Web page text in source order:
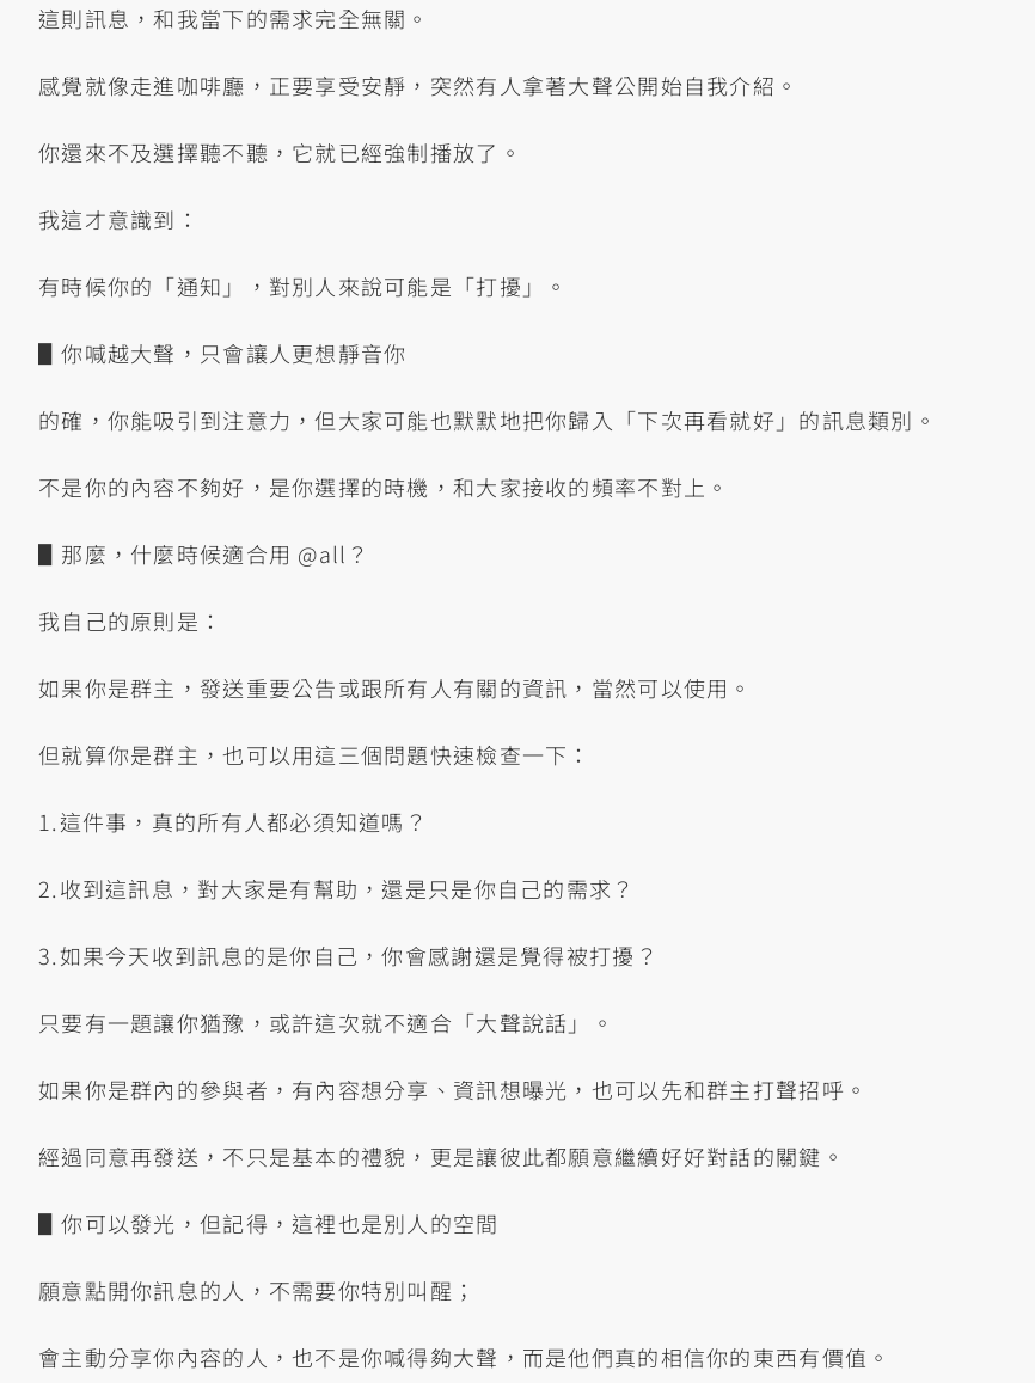
這則訊息，和我當下的需求完全無關。
感覺就像走進咖啡廳，正要享受安靜，突然有人拿著大聲公開始自我介紹。
你還來不及選擇聽不聽，它就已經強制播放了。
我這才意識到：
有時候你的「通知」，對別人來說可能是「打擾」。
▋你喊越大聲，只會讓人更想靜音你
的確，你能吸引到注意力，但大家可能也默默地把你歸入「下次再看就好」的訊息類別。
不是你的內容不夠好，是你選擇的時機，和大家接收的頻率不對上。
▋那麼，什麼時候適合用 @all？
我自己的原則是：
如果你是群主，發送重要公告或跟所有人有關的資訊，當然可以使用。
但就算你是群主，也可以用這三個問題快速檢查一下：
1.這件事，真的所有人都必須知道嗎？
2.收到這訊息，對大家是有幫助，還是只是你自己的需求？
3.如果今天收到訊息的是你自己，你會感謝還是覺得被打擾？
只要有一題讓你猶豫，或許這次就不適合「大聲說話」。
如果你是群內的參與者，有內容想分享、資訊想曝光，也可以先和群主打聲招呼。
經過同意再發送，不只是基本的禮貌，更是讓彼此都願意繼續好好對話的關鍵。
▋你可以發光，但記得，這裡也是別人的空間
願意點開你訊息的人，不需要你特別叫醒；
會主動分享你內容的人，也不是你喊得夠大聲，而是他們真的相信你的東西有價值。